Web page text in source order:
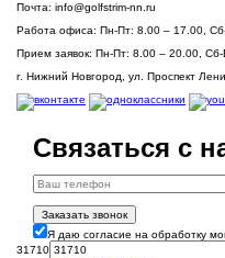
Почта: info@golfstrim-nn.ru
Работа офиса: Пн-Пт: 8.00 – 17.00,
Прием заявок: Пн-Пт: 8.00 – 20.00,
г. Нижний Новгород, ул. Проспект
Связаться с
Заказать звонок
Я даю согласие на обработку
31710